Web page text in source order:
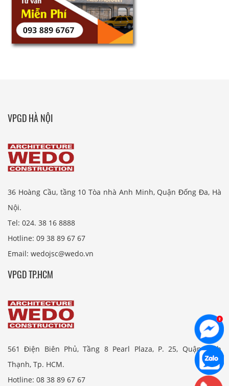
VPGD HÀ NỘI
36 Hoàng Cầu, tầng 10 Tòa nhà Anh Minh, Quận Đống Đa, Hà
Nội.
Tel: 024. 38 16 8888
Hotline: 09 38 89 67 67
Email: wedojsc@wedo.vn
VPGD TP.HCM
561 Điện Biên Phủ, Tầng 8 Pearl Plaza, P. 25, Quận Bình
Thạnh, Tp. HCM.
Hotline: 08 38 89 67 67